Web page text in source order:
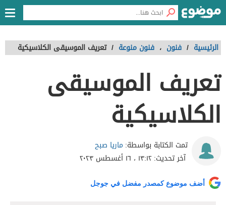
الرئيسية / فنون ، فنون منوعة / تعريف الموسيقى الكلاسيكية
تعريف الموسيقى
الكلاسيكية
تمت الكتابة بواسطة: ماريا صبح
آخر تحديث:١٣:١٢ ، ١٦ أغسطس ٢٠٢٣
أضف موضوع كمصدر مفضل في جوجل